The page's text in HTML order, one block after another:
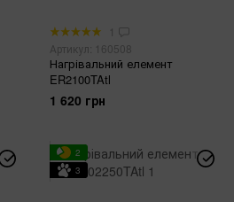
1
Артикул: 160508
Нагрівальний елемент
ER2100TAtl
1 620 грн
2
3